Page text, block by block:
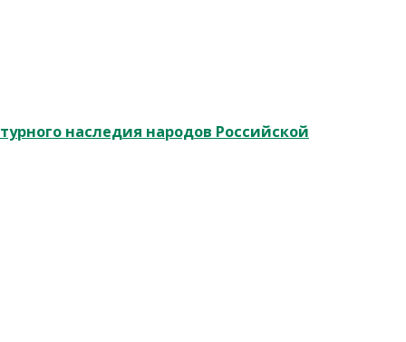
наследия народов Российской